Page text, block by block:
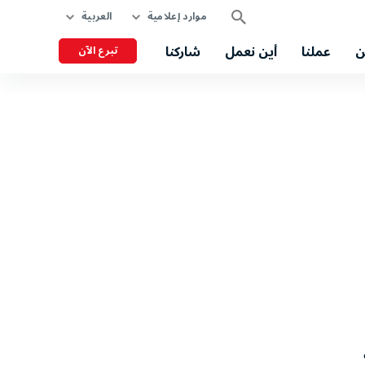
موارد إعلامية العربية
عملنا أين نعمل شاركنا تبرع الآن